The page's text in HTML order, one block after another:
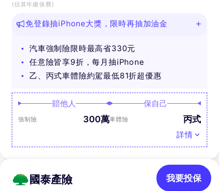
(估算年繳保費)
免登錄抽iPhone大獎，限時再抽加油金
汽車強制險限時最高省330元
任意險皆享9折，每月抽iPhone
乙、丙式車體險約駕最低81折超優惠
賠他人
強制險 300萬
保自己
車體險 丙式
詳情
國泰產險 我要投保